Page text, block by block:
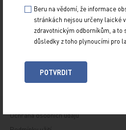
O TITULU
Ochrana osobních údajů
Beru na vědomí, že informace
stránkách nejsou určeny laické
zdravotnickým odborníkům, a to
důsledky z toho plynoucími pro
POTVRDIT